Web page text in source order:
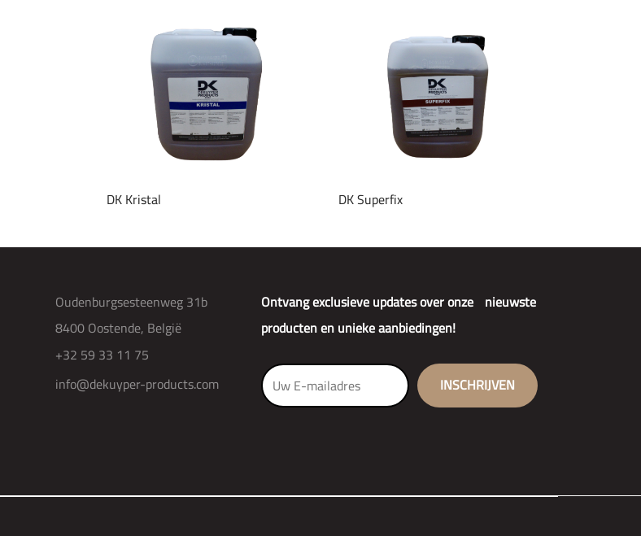
DK Kristal DK Superfix
Ontvang exclusieve updates over onze nieuwste
producten en unieke aanbiedingen!
Oudenburgsesteenweg 31b
8400 Oostende, België
+32 59 33 11 75
info@dekuyper-products.com